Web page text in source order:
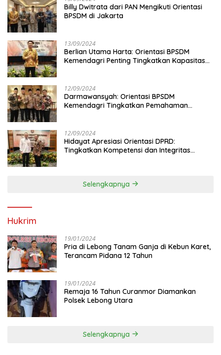
Billy Dwitrata dari PAN Mengikuti Orientasi
BPSDM di Jakarta
13/09/2024
Berlian Utama Harta: Orientasi BPSDM
Kemendagri Penting Tingkatkan Kapasitas
12/09/2024
Darmawansyah: Orientasi BPSDM
Kemendagri Tingkatkan Pemahaman
12/09/2024
Hidayat Apresiasi Orientasi DPRD:
Tingkatkan Kompetensi dan Integritas
Selengkapnya
Hukrim
19/01/2024
Pria di Lebong Tanam Ganja di Kebun Karet,
Terancam Pidana 12 Tahun
19/01/2024
Remaja 16 Tahun Curanmor Diamankan
Polsek Lebong Utara
Selengkapnya